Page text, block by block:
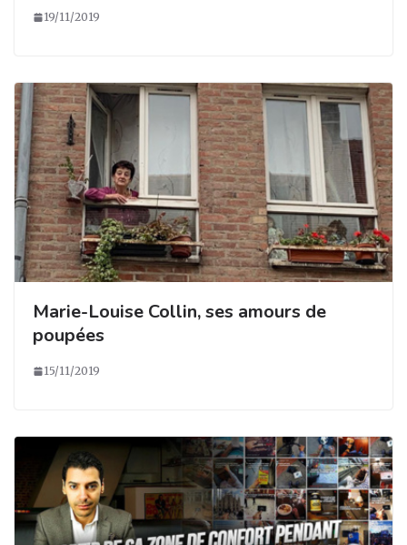
19/11/2019
Marie-Louise Collin, ses amours de
poupées
15/11/2019